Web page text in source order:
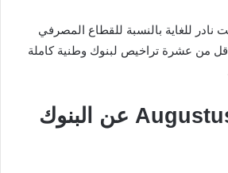
نادر للغاية بالنسبة للقطاع المصرفي
من عشرة تراخيص لبنوك وطنية كاملة
كيف يختلف Augustus عن البنوك